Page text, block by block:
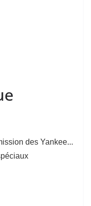
des Yankee...